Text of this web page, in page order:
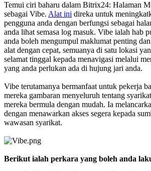
Temui ciri baharu dalam Bitrix24: Halaman
sebagai Vibe. Alat ini direka untuk
pengguna anda dengan berfungsi sebagai
anda lihat semasa log masuk. Vibe ialah hab
anda boleh mengumpul maklumat penting
alat dengan cepat, semuanya di satu lokasi
selamat tinggal kepada menavigasi melalui
yang anda perlukan ada di hujung jari anda.
Vibe terutamanya bermanfaat untuk pekerja
mereka gambaran menyeluruh tentang
mereka bermula dengan mudah. Ia
dengan menawarkan akses segera kepada
wawasan syarikat.
Berikut ialah perkara yang boleh anda